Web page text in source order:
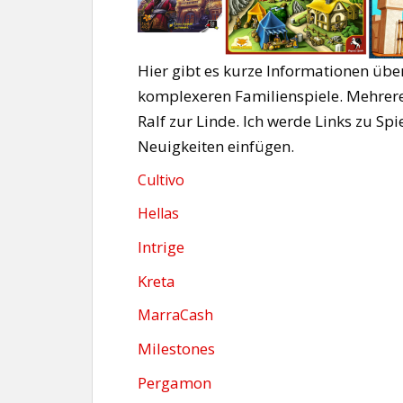
Hier gibt es kurze Informationen
komplexeren Familienspiele.
Ralf zur Linde. Ich werde Links zu
Neuigkeiten einfügen.
Cultivo
Hellas
Intrige
Kreta
MarraCash
Milestones
Pergamon